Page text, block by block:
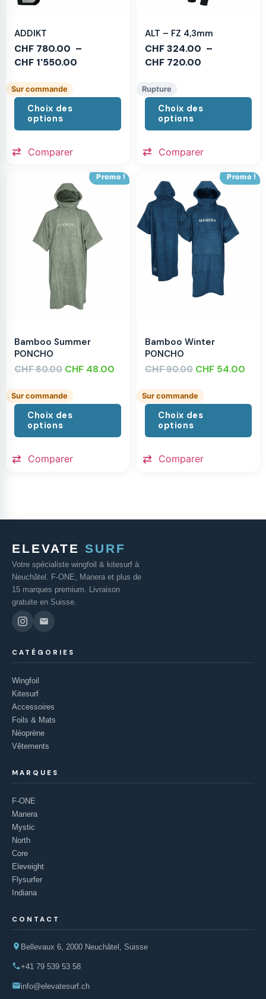
ADDIKT
CHF 780.00 –
CHF 1'550.00
Sur commande
Choix des
options
Comparer
ALT – FZ 4,3mm
CHF324.00 –
CHF 720.00
Rupture
Choix des
options
Comparer
Promo !
Bamboo Summer
PONCHO
CHF80.00 CHF 48.00
Sur commande
Choix des
options
Comparer
Promo !
Bamboo Winter
PONCHO
CHF90.00 CHF 54.00
Sur commande
Choix des
options
Comparer
ELEVATE SURF
Votre spécialiste wingfoil & kitesurf à
Neuchâtel. F-ONE, Manera et plus de
15 marques premium. Livraison
gratuite en Suisse.
CATÉGORIES
Wingfoil
Kitesurf
Accessoires
Foils & Mats
Néoprène
Vêtements
MARQUES
F-ONE
Manera
Mystic
North
Core
Eleveight
Flysurfer
Indiana
CONTACT
Bellevaux 6, 2000 Neuchâtel, Suisse
+41 79 539 53 58
info@elevatesurf.ch